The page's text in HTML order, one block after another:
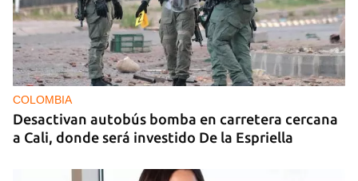
COLOMBIA
Desactivan autobús bomba en carretera cercana
a Cali, donde será investido De la Espriella